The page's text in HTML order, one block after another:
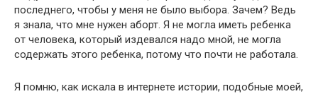
последнего, чтобы у меня не было выбора. Зачем? Ведь
я знала, что мне нужен аборт. Я не могла иметь ребенка
от человека, который издевался надо мной, не могла
содержать этого ребенка, потому что почти не работала.
Я помню, как искала в интернете истории, подобные моей,